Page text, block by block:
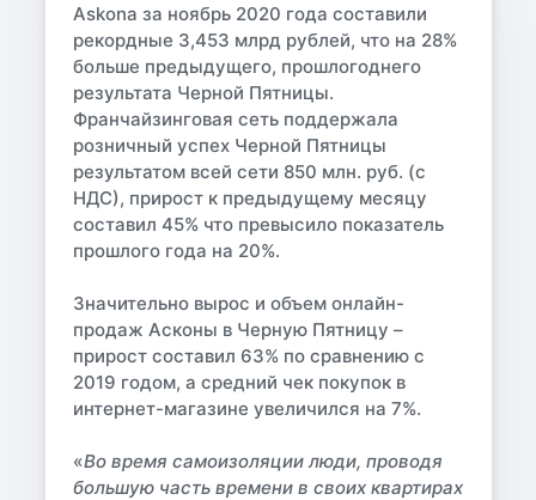
Askona за ноябрь 2020 года составили
рекордные 3,453 млрд рублей, что на 28%
больше предыдущего, прошлогоднего
результата Черной Пятницы.
Франчайзинговая сеть поддержала
розничный успех Черной Пятницы
результатом всей сети 850 млн. руб. (с
НДС), прирост к предыдущему месяцу
составил 45%что превысило показатель
прошлого года на 20%.
Значительно вырос и объем онлайн-
продаж Асконы в Черную Пятницу –
прирост составил 63% по сравнению с
2019 годом, а средний чек покупок в
интернет-магазине увеличился на 7%.
«Во время самоизоляции люди, проводя
большую часть времени в своих квартирах